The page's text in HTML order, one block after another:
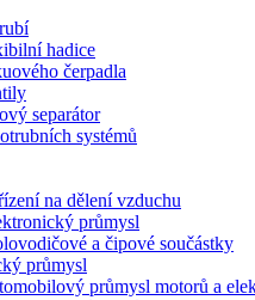
hadice
čerpadla
separátor
systémů
na dělení vzduchu
průmysl
a čipové součástky
průmysl
průmysl motorů a